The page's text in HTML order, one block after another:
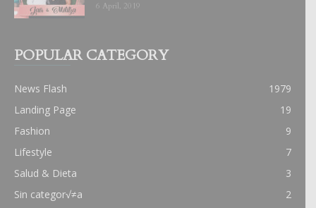
6 April, 2019
POPULAR CATEGORY
News Flash
1979
Landing Page
19
Fashion
9
Lifestyle
7
Salud & Dieta
3
Sin categor√≠a
2